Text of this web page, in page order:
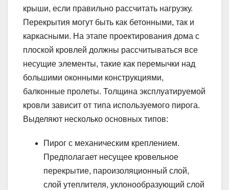
крыши, если правильно рассчитать нагрузку.
Перекрытия могут быть как бетонными, так и
каркасными. На этапе проектирования дома с
плоской кровлей должны рассчитываться все
несущие элементы, такие как перемычки над
большими оконными конструкциями,
балконные пролеты. Толщина эксплуатируемой
кровли зависит от типа используемого пирога.
Выделяют несколько основных типов:
Пирог с механическим креплением.
Предполагает несущее кровельное
перекрытие, пароизоляционный слой,
слой утеплителя, уклонообразующий слой